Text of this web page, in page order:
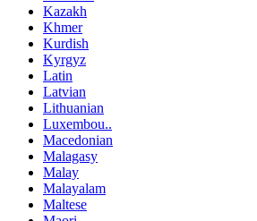
Kazakh
Khmer
Kurdish
Kyrgyz
Latin
Latvian
Lithuanian
Luxembou..
Macedonian
Malagasy
Malay
Malayalam
Maltese